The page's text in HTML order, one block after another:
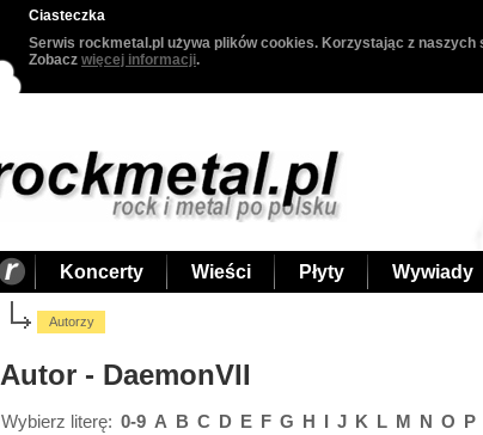
Ciasteczka
Serwis rockmetal.pl używa plików cookies. Korzystając z
Zobacz więcej informacji.
Koncerty Wieści Płyty Wywiady
Autorzy
Autor - DaemonVII
Wybierz literę: 0-9 A B C D E F G H I J K L M N O P